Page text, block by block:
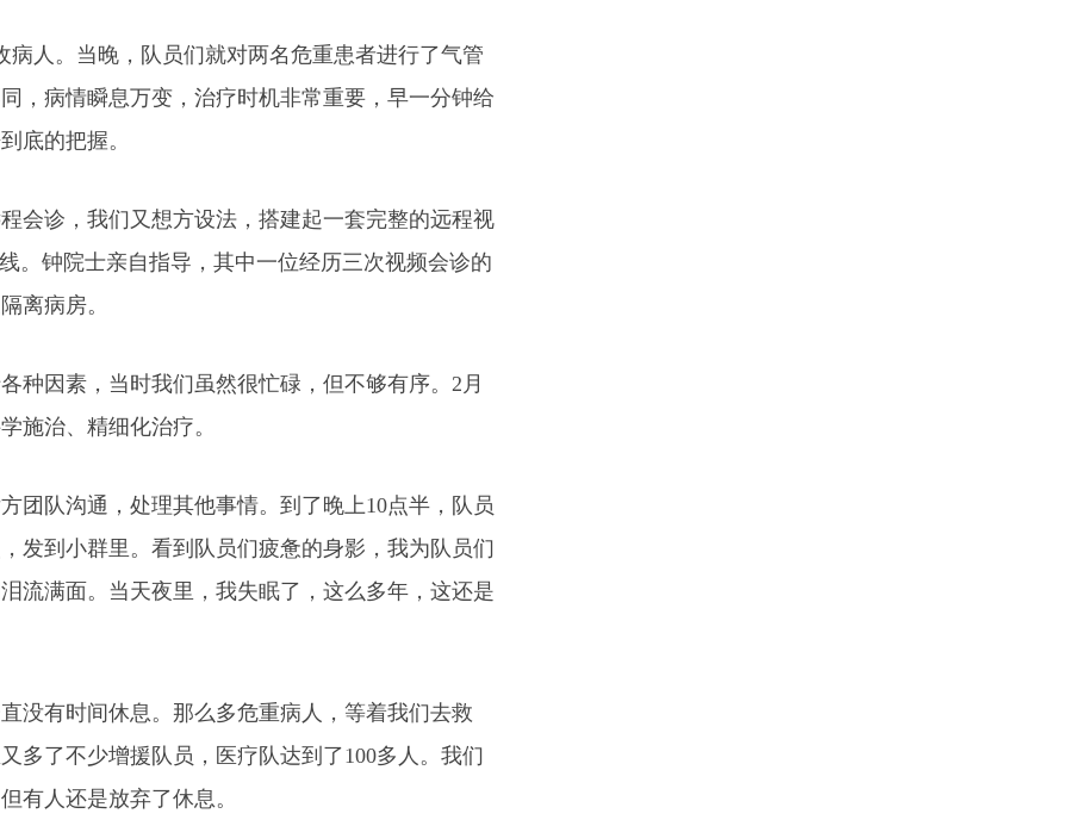
人。当晚，队员们就对两名危重患者进行了气管
，病情瞬息万变，治疗时机非常重要，早一分钟给
底的把握。
会诊，我们又想方设法，搭建起一套完整的远程视
。钟院士亲自指导，其中一位经历三次视频会诊的
离病房。
种因素，当时我们虽然很忙碌，但不够有序。2月
施治、精细化治疗。
团队沟通，处理其他事情。到了晚上10点半，队员
发到小群里。看到队员们疲惫的身影，我为队员们
流满面。当天夜里，我失眠了，这么多年，这还是
没有时间休息。那么多危重病人，等着我们去救
多了不少增援队员，医疗队达到了100多人。我们
有人还是放弃了休息。